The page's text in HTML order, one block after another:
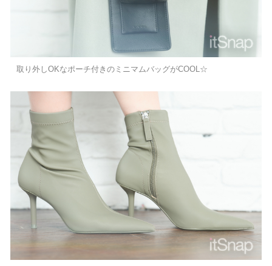
取り外しOKなポーチ付きのミニマムバッグがCOOL☆